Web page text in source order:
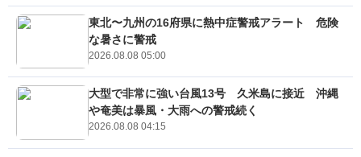
東北〜九州の16府県に熱中症警戒アラート 危険
な暑さに警戒
2026.08.08 05:00
大型で非常に強い台風13号 久米島に接近 沖縄
や奄美は暴風・大雨への警戒続く
2026.08.08 04:15